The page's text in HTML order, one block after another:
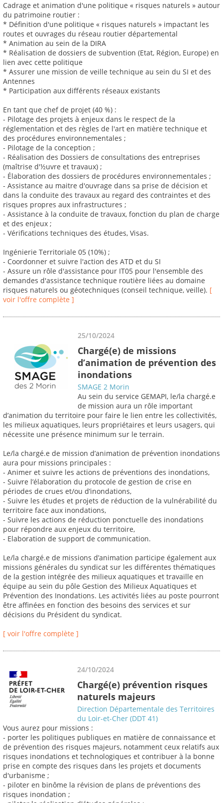
Cadrage et animation d'une politique « risques naturels » autour
du patrimoine routier :
* Définition d'une politique « risques naturels » impactant les
routes et ouvrages du réseau routier départemental
* Animation au sein de la DIRA
* Réalisation de dossiers de subvention (Etat, Région, Europe) en
lien avec cette politique
* Assurer une mission de veille technique au sein du SI et des
Antennes
* Participation aux différents réseaux existants
En tant que chef de projet (40 %) :
- Pilotage des projets à enjeux dans le respect de la
réglementation et des règles de l'art en matière technique et
des procédures environnementales ;
- Pilotage de la conception ;
- Réalisation des Dossiers de consultations des entreprises
(maîtrise d'½uvre et travaux) ;
- Élaboration des dossiers de procédures environnementales ;
- Assistance au maitre d'ouvrage dans sa prise de décision et
dans la conduite des travaux au regard des contraintes et des
risques propres aux infrastructures ;
- Assistance à la conduite de travaux, fonction du plan de charge
et des enjeux ;
- Vérifications techniques des études, Visas.
Ingénierie Territoriale 05 (10%) ;
- Coordonner et suivre l'action des ATD et du SI
- Assure un rôle d'assistance pour IT05 pour l'ensemble des
demandes d'assistance technique routière liées au domaine
risques naturels ou géotechniques (conseil technique, veille). [
voir l'offre complète ]
25/10/2024
Chargé(e) de missions
d’animation de prévention des
inondations
SMAGE 2 Morin
Au sein du service GEMAPI, le/la chargé.e
de mission aura un rôle important
d’animation du territoire pour faire le lien entre les collectivités,
les milieux aquatiques, leurs propriétaires et leurs usagers, qui
nécessite une présence minimum sur le terrain.
Le/la chargé.e de mission d’animation de prévention inondations
aura pour missions principales :
- Animer et suivre les actions de préventions des inondations,
- Suivre l’élaboration du protocole de gestion de crise en
périodes de crues et/ou d’inondations,
- Suivre les études et projets de réduction de la vulnérabilité du
territoire face aux inondations,
- Suivre les actions de réduction ponctuelle des inondations
pour répondre aux enjeux du territoire,
- Elaboration de support de communication.
Le/la chargé.e de missions d’animation participe également aux
missions générales du syndicat sur les différentes thématiques
de la gestion intégrée des milieux aquatiques et travaille en
équipe au sein du pôle Gestion des Milieux Aquatiques et
Prévention des Inondations. Les activités liées au poste pourront
être affinées en fonction des besoins des services et sur
décisions du Président du syndicat.
[ voir l'offre complète ]
24/10/2024
Chargé(e) prévention risques
naturels majeurs
Direction Départementale des Territoires
du Loir-et-Cher (DDT 41)
Vous aurez pour missions :
- porter les politiques publiques en matière de connaissance et
de prévention des risques majeurs, notamment ceux relatifs aux
risques inondations et technologiques et contribuer à la bonne
prise en compte des risques dans les projets et documents
d'urbanisme ;
- piloter en binôme la révision de plans de préventions des
risques inondation ;